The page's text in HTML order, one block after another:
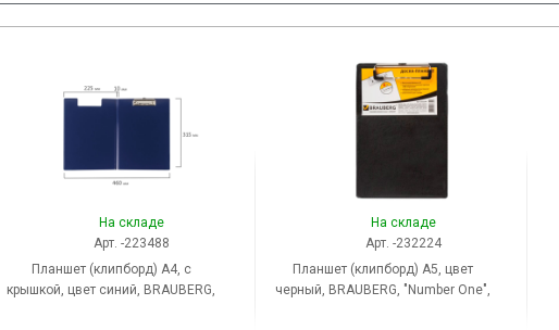
На складе
Арт. -223488
Планшет (клипборд) A4, с
крышкой, цвет синий, BRAUBERG,
На складе
Арт. -232224
Планшет (клипборд) A5, цвет
черный, BRAUBERG, "Number One",